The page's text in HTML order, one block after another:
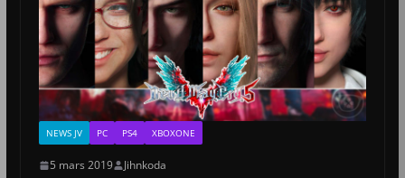
NEWS JV PC PS4 XBOXONE
5 mars 2019 Jihnkoda